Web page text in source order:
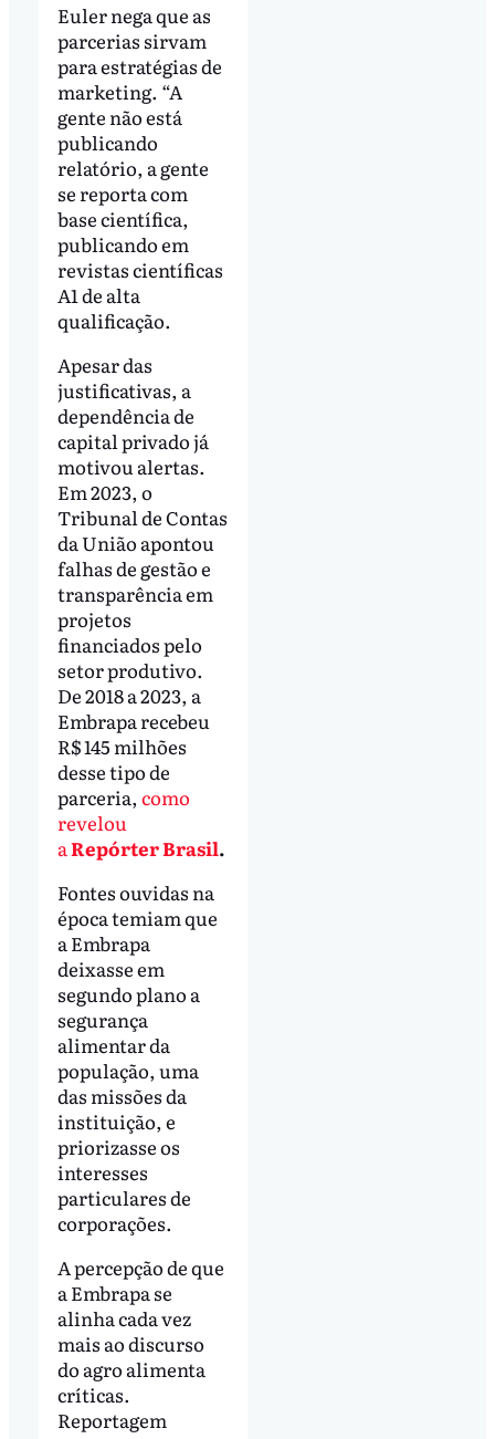
Euler nega que as
parcerias sirvam
para estratégias de
marketing. “A
gente não está
publicando
relatório, a gente
se reporta com
base científica,
publicando em
revistas científicas
A1 de alta
qualificação.
Apesar das
justificativas, a
dependência de
capital privado já
motivou alertas.
Em 2023, o
Tribunal de Contas
da União apontou
falhas de gestão e
transparência em
projetos
financiados pelo
setor produtivo.
De 2018 a 2023, a
Embrapa recebeu
R$ 145 milhões
desse tipo de
parceria, como
revelou
aRepórter Brasil.
Fontes ouvidas na
época temiam que
a Embrapa
deixasse em
segundo plano a
segurança
alimentar da
população, uma
das missões da
instituição, e
priorizasse os
interesses
particulares de
corporações.
A percepção de que
a Embrapa se
alinha cada vez
mais ao discurso
do agro alimenta
críticas.
Reportagem